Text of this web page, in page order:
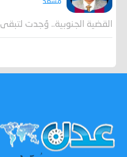
مسعد
القضية الجنوبية.. وُجدت لتبقى